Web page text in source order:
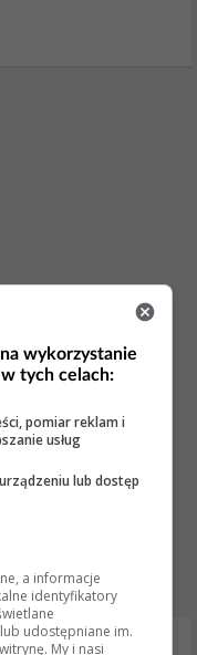
wykorzystanie
tych celach:
pomiar reklam i
usług
lub dostęp
a informacje
identyfikatory
udostępniane im.
My i nasi